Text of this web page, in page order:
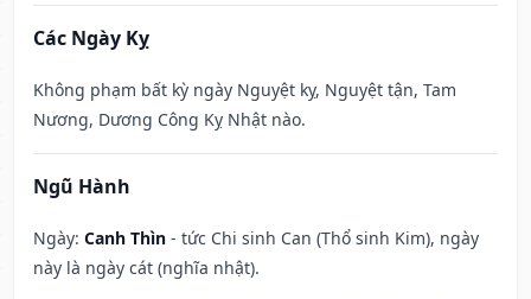
Các Ngày Kỵ
Không phạm bất kỳ ngày Nguyệt kỵ, Nguyệt tận, Tam
Nương, Dương Công Kỵ Nhật nào.
Ngũ Hành
Ngày: Canh Thìn - tức Chi sinh Can (Thổ sinh Kim), ngày
này là ngày cát (nghĩa nhật).